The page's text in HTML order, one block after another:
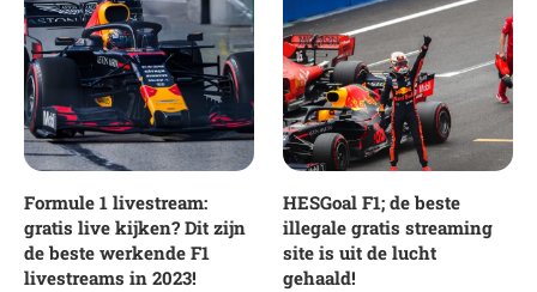
Formule 1 livestream:
gratis live kijken? Dit zijn
de beste werkende F1
livestreams in 2023!
HESGoal F1; de beste
illegale gratis streaming
site is uit de lucht
gehaald!